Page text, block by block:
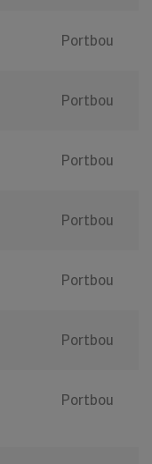
Portbou
Portbou
Portbou
Portbou
Portbou
Portbou
Portbou